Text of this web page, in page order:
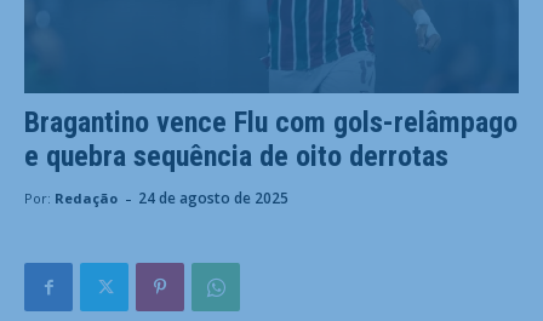
Bragantino vence Flu com gols-relâmpago
e quebra sequência de oito derrotas
Por: Redação - 24 de agosto de 2025